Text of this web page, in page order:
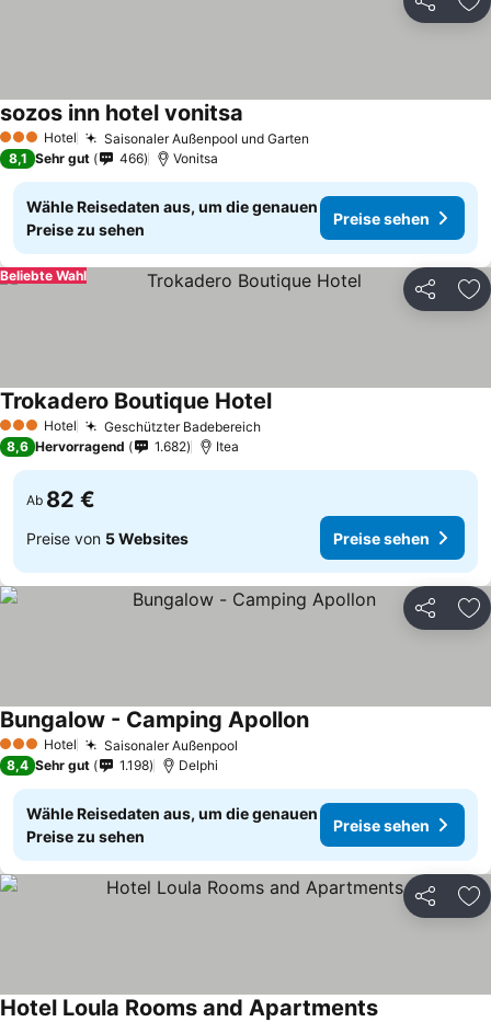
Teilen
3 SterneHotel Saisonaler Außenpool und Garten
sozos inn hotel vonitsa
8,1 Sehr gut 466 Vonitsa
Wähle Reisedaten aus, um die genauen
Preise zu sehen
Preise sehen
Teilen
Beliebte Wahl
3 SterneHotel Geschützter Badebereich
Trokadero Boutique Hotel
8,6 Hervorragend 1.682 Itea
Ab 82 €
Preise von 5 Websites Preise sehen
Teilen
3 SterneHotel Saisonaler Außenpool
Bungalow - Camping Apollon
8,4 Sehr gut 1.198 Delphi
Wähle Reisedaten aus, um die genauen
Preise zu sehen
Preise sehen
Teilen
Hotel Loula Rooms and Apartments